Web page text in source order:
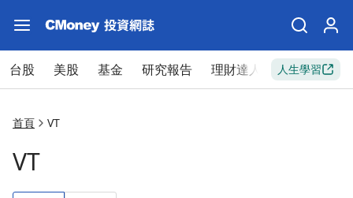
台股 美股 基金 研究報告 理財達人 新手入門
人生學習
首頁 VT
VT